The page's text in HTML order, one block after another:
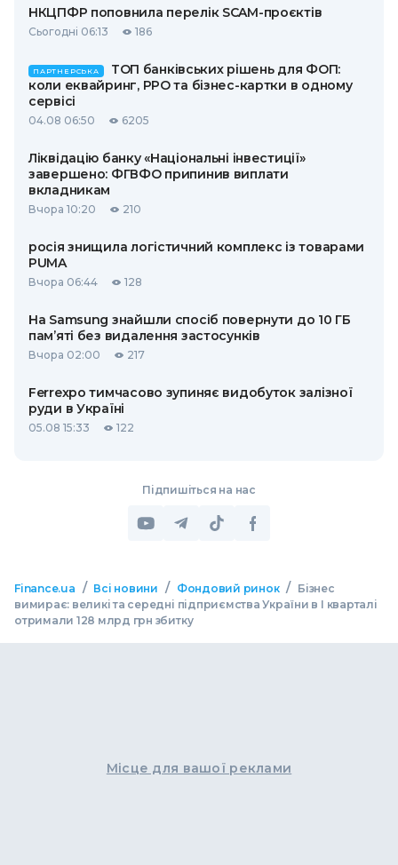
НКЦПФР поповнила перелік SCAM-проєктів
Сьогодні 06:13 186
ПАРТНЕРСЬКА
ТОП банківських рішень для ФОП:
коли еквайринг, РРО та бізнес-картки в одному
сервісі
04.08 06:50 6205
Ліквідацію банку «Національні інвестиції»
завершено: ФГВФО припинив виплати
вкладникам
Вчора 10:20 210
росія знищила логістичний комплекс із товарами
PUMA
Вчора 06:44 128
На Samsung знайшли спосіб повернути до 10 ГБ
пам’яті без видалення застосунків
Вчора 02:00 217
Ferrexpo тимчасово зупиняє видобуток залізної
руди в Україні
05.08 15:33 122
Підпишіться на нас
Finance.ua / Всі новини / Фондовий ринок / Бізнес
вимирає: великі та середні підприємства України в I кварталі
отримали 128 млрд грн збитку
Місце для вашої реклами